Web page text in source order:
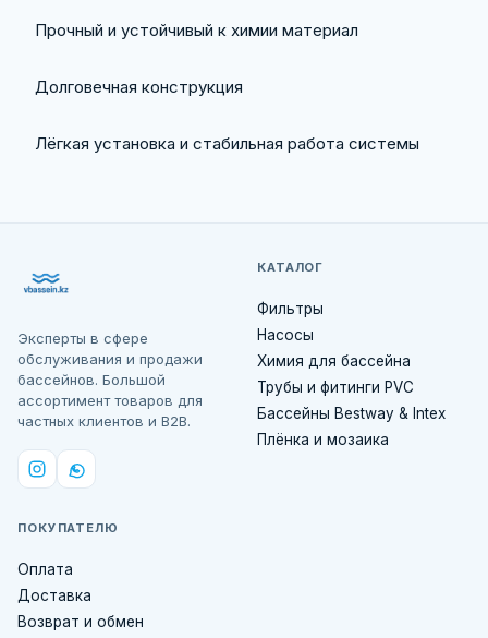
Прочный и устойчивый к химии материал
Долговечная конструкция
Лёгкая установка и стабильная работа системы
Эксперты в сфере
обслуживания и продажи
бассейнов. Большой
ассортимент товаров для
частных клиентов и B2B.
КАТАЛОГ
Фильтры
Насосы
Химия для бассейна
Трубы и фитинги PVC
Бассейны Bestway & Intex
Плёнка и мозаика
ПОКУПАТЕЛЮ
Оплата
Доставка
Возврат и обмен